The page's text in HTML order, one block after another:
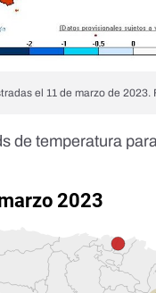
el 11 de marzo de 2023.
de temperatura